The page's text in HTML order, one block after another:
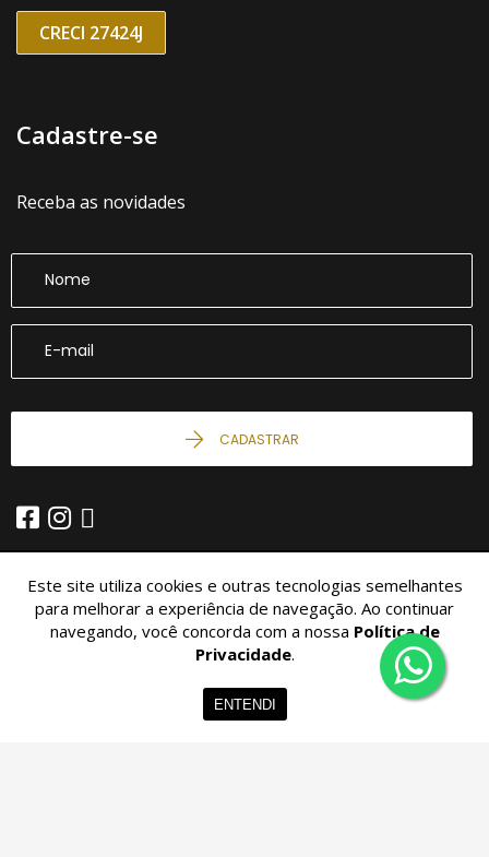
Imóveis Menu
CRECI 27424J
Cadastre-se
Receba as novidades
CADASTRAR
© 2026 - Imobiliária São Miguel - 10.426.034/0001-04 -Todos os
Direitos Reservados.
Este site utiliza cookies e outras tecnologias semelhantes
para melhorar a experiência de navegação. Ao continuar
navegando, você concorda com a nossa Política de
Privacidade.
ENTENDI